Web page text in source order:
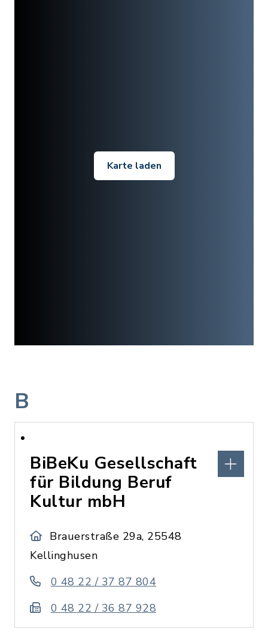
Karte laden
B
BiBeKu Gesellschaft
für Bildung Beruf
Kultur mbH
Brauerstraße 29a, 25548
Kellinghusen
0 48 22 / 37 87 804
0 48 22 / 36 87 928